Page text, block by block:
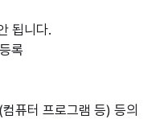
됩니다.
록
퓨터 프로그램 등) 등의